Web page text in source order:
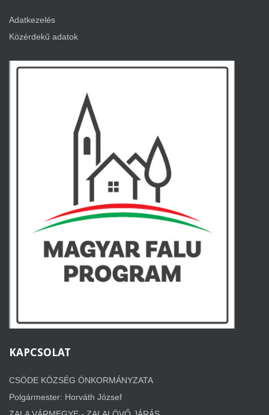
Adatkezelés
Közérdekű adatok
KAPCSOLAT
CSÖDE KÖZSÉG ÖNKORMÁNYZATA
Polgármester: Horváth József